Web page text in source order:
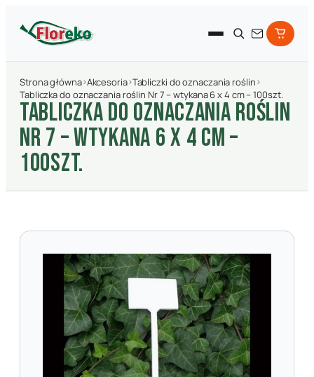
Strona główna›Akcesoria›Tabliczki do oznaczania roślin›
Tabliczka do oznaczania roślin Nr 7 – wtykana 6 x 4 cm – 100szt.
TABLICZKA DO OZNACZANIA ROśLIN
NR 7 – WTYKANA 6 X 4 CM –
100SZT.